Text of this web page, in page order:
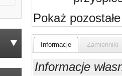
Pokaż pozostałe
Informacje Zamienniki
Informacje